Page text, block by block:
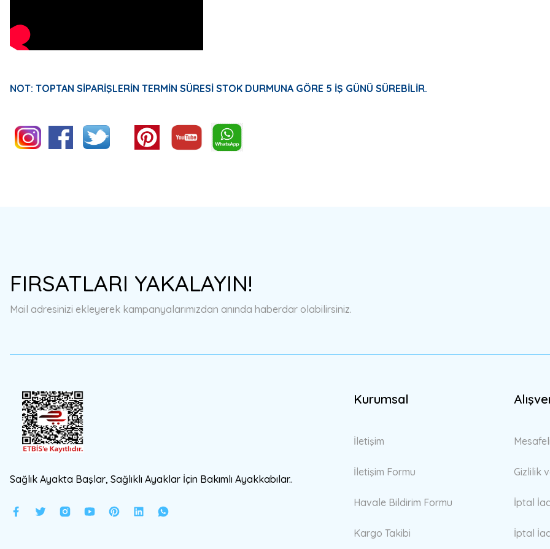
NOT: TOPTAN SİPARİŞLERİN TERMİN SÜRESİ STOK DURMUNA GÖRE 5 İŞ GÜNÜ SÜREBİLİR.
Ürün açıklamasında eksik bilgiler bulunuyor.
Ürün fiyatı diğer sitelerden daha pahalı.
FIRSATLARI YAKALAYIN!
Mail adresinizi ekleyerek kampanyalarımızdan anında haberdar olabilirsiniz.
Sağlık Ayakta Başlar, Sağlıklı Ayaklar İçin Bakımlı Ayakkabılar..
Kurumsal
İletişim
İletişim Formu
Havale Bildirim Formu
Kargo Takibi
Gizlilik
İptal
İptal